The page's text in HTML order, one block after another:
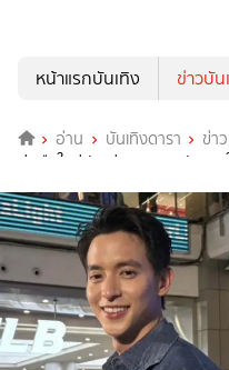
หน้าแรกบันเทิง
ข่าวบัน
อ่าน บันเทิงดารา ข่า
พ่อมือใหม่ รับเห่อลูกสาวหนัก ภูมิ